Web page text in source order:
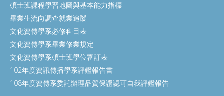
碩士班課程學習地圖與基本能力指標
畢業生流向調查就業追蹤
文化資傳學系必修科目表
文化資傳學系畢業修業規定
文化資傳學系碩士班學位審訂表
102年度資訊傳播學系評鑑報告書
108年度資傳系委託辦理品質保證認可自我評鑑報告